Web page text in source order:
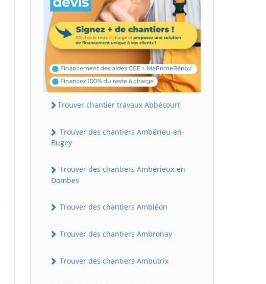
Trouver chantier travaux Abbécourt
Trouver des chantiers Ambérieu-en-
Bugey
Trouver des chantiers Ambérieux-en-
Dombes
Trouver des chantiers Ambléon
Trouver des chantiers Ambronay
Trouver des chantiers Ambutrix